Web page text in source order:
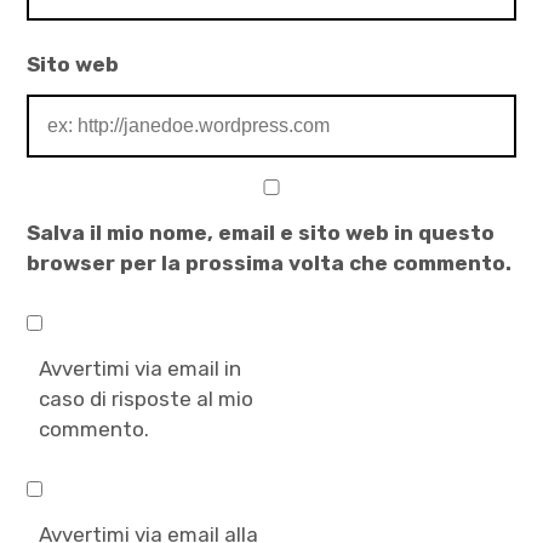
,
luoghi
interiori
majakovskij
,
,
montale
nisida
rilke
Sito web
Salva il mio nome, email e sito web in questo
browser per la prossima volta che commento.
Avvertimi via email in
caso di risposte al mio
commento.
Avvertimi via email alla